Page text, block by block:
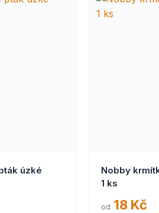
úzké
Nobby
1 ks
od 18 Kč